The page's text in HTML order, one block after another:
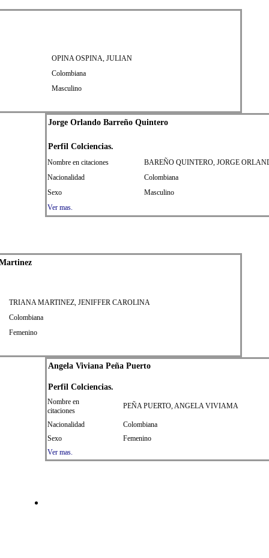
OPINA OSPINA, JULIAN
Colombiana
Masculino
Jorge Orlando Barreño Quintero
Perfil Colciencias.
Nombre en citaciones
BAREÑO QUINTERO, JORGE
Nacionalidad
Colombiana
Sexo
Masculino
Ver mas.
TRIANA MARTINEZ, JENIFFER CAROLINA
Colombiana
Femenino
Angela Viviana Peña Puerto
Perfil Colciencias.
Nombre en
citaciones
PEÑA PUERTO, ANGELA VIVIAMA
Nacionalidad
Colombiana
Sexo
Femenino
Ver mas.